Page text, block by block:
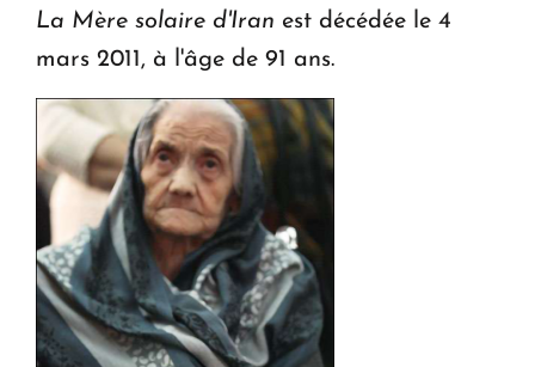
La Mère solaire d'Iran est décédée le 4
mars 2011, à l'âge de 91 ans.